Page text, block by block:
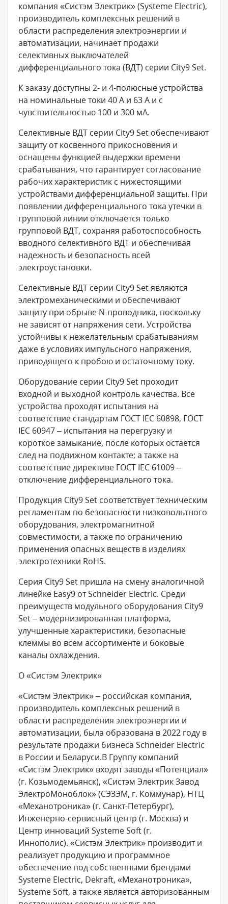
компания «Систэм Электрик» (Systeme Electric),
производитель комплексных решений в
области распределения электроэнергии и
автоматизации, начинает продажи
селективных выключателей
дифференциального тока (ВДТ) серии City9 Set.
К заказу доступны 2- и 4-полюсные устройства
на номинальные токи 40 А и 63 А и с
чувствительностью 100 и 300 мА.
Селективные ВДТ серии City9 Set обеспечивают
защиту от косвенного прикосновения и
оснащены функцией выдержки времени
срабатывания, что гарантирует согласование
рабочих характеристик с нижестоящими
устройствами дифференциальной защиты. При
появлении дифференциального тока утечки в
групповой линии отключается только
групповой ВДТ, сохраняя работоспособность
вводного селективного ВДТ и обеспечивая
надежность и безопасность всей
электроустановки.
Селективные ВДТ серии City9 Set являются
электромеханическими и обеспечивают
защиту при обрыве N-проводника, поскольку
не зависят от напряжения сети. Устройства
устойчивы к нежелательным срабатываниям
даже в условиях импульсного напряжения,
приводящего к пробою и остаточному току.
Оборудование серии City9 Set проходит
входной и выходной контроль качества. Все
устройства проходят испытания на
соответствие стандартам ГОСТ IEC 60898, ГОСТ
IEC 60947 – испытания на перегрузку и
короткое замыкание, после которых остается
след на подвижном контакте; а также на
соответствие директиве ГОСТ IEC 61009 –
отключение дифференциального тока.
Продукция City9 Set соответствует техническим
регламентам по безопасности низковольтного
оборудования, электромагнитной
совместимости, а также по ограничению
применения опасных веществ в изделиях
электротехники RoHS.
Серия City9 Set пришла на смену аналогичной
линейке Easy9 от Schneider Electric. Среди
преимуществ модульного оборудования City9
Set – модернизированная платформа,
улучшенные характеристики, безопасные
клеммы во всем ассортименте и боковые
каналы охлаждения.
О «Систэм Электрик»
«Систэм Электрик» – российская компания,
производитель комплексных решений в
области распределения электроэнергии и
автоматизации, была образована в 2022 году в
результате продажи бизнеса Schneider Electric
в России и Беларуси.В Группу компаний
«Систэм Электрик» входят заводы «Потенциал»
(г. Козьмодемьянск), «Систэм Электрик Завод
ЭлектроМоноблок» (СЭЗЭМ, г. Коммунар), НТЦ
«Механотроника» (г. Санкт-Петербург),
Инженерно-сервисный центр (г. Москва) и
Центр инноваций Systeme Soft (г.
Иннополис). «Систэм Электрик» производит и
реализует продукцию и программное
обеспечение под собственными брендами
Systeme Electric, Dekraft, «Механотроника»,
Systeme Soft, а также является авторизованным